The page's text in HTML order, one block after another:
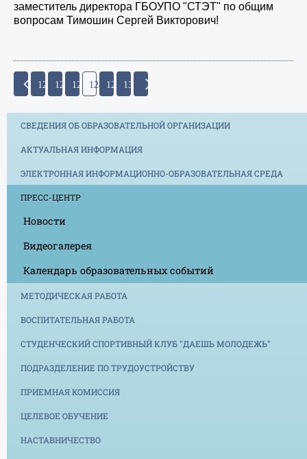
заместитель директора ГБОУПО "СТЭТ" по общим
вопросам Тимошин Сергей Викторович!
125 126 127 128 129 130
СВЕДЕНИЯ ОБ ОБРАЗОВАТЕЛЬНОЙ ОРГАНИЗАЦИИ
АКТУАЛЬНАЯ ИНФОРМАЦИЯ
ЭЛЕКТРОННАЯ ИНФОРМАЦИОННО-ОБРАЗОВАТЕЛЬНАЯ СРЕДА
ПРЕСС-ЦЕНТР
Новости
Видеогалерея
Календарь образовательных событий
МЕТОДИЧЕСКАЯ РАБОТА
ВОСПИТАТЕЛЬНАЯ РАБОТА
СТУДЕНЧЕСКИЙ СПОРТИВНЫЙ КЛУБ "ДАЕШЬ МОЛОДЕЖЬ"
ПОДРАЗДЕЛЕНИЕ ПО ТРУДОУСТРОЙСТВУ
ПРИЕМНАЯ КОМИССИЯ
ЦЕЛЕВОЕ ОБУЧЕНИЕ
НАСТАВНИЧЕСТВО